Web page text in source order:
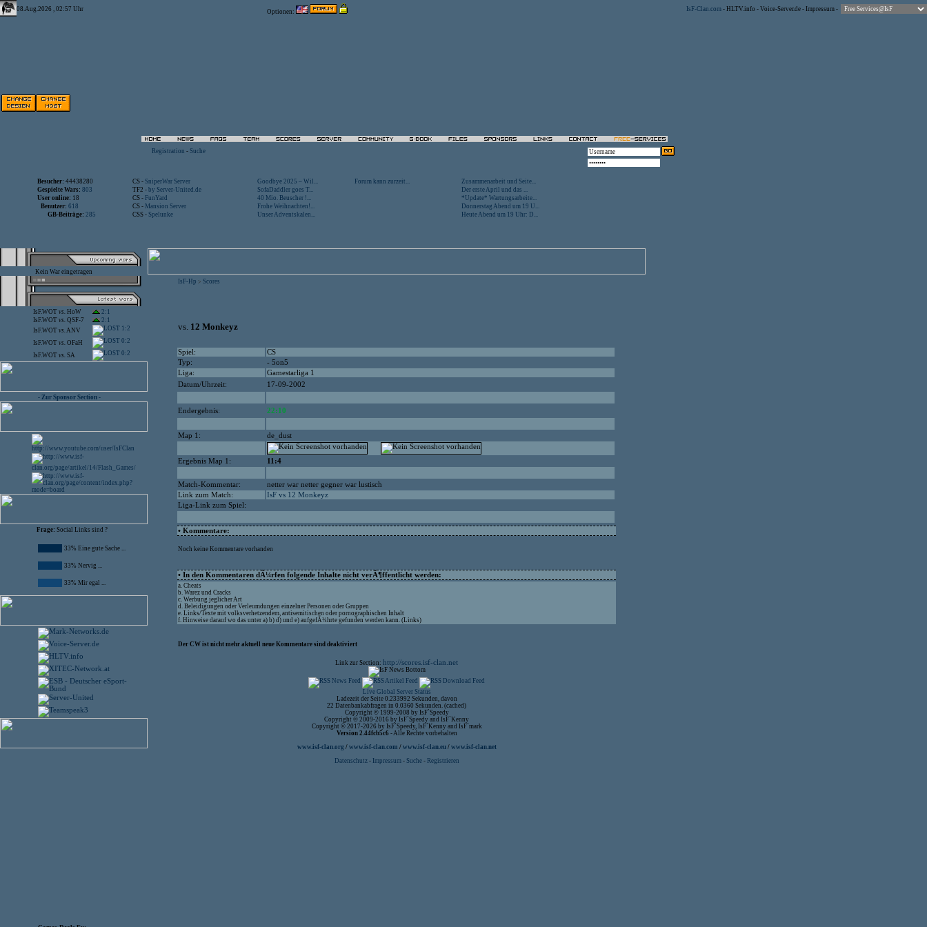
08.Aug.2026 , 02:57 Uhr Optionen: IsF-Clan.com - HLTV.info - Voice-Server.de - Impressum -
Registration - Suche
Besucher: 44438280 CS - SniperWar Server Goodbye 2025 – Wil... Forum kann zurzeit...
Zusammenarbeit und Seite...
Gespielte Wars: 803 TF2 - by Server-United.de SofaDaddler goes T...
Der erste April und das ...
User online: 18 CS - FunYard 40 Mio. Beuscher !...
*Update* Wartungsarbeite...
Benutzer: 618 CS - Mansion Server Frohe Weihnachten!...
Donnerstag Abend um 19 U...
GB-Beiträge: 285 CSS - Spelunke Unser Adventskalen... Heute Abend um 19 Uhr: D...
Kein War eingetragen
IsF.WOT vs. HoW
2:1
IsF.WOT vs. QSF-7
2:1
IsF.WOT vs.ANV 1:2
IsF.WOT vs. OFaH 0:2
IsF.WOT vs. SA 0:2
- Zur Sponsor Section -
Frage: Social Links sind ?
33% Eine gute Sache ...
33% Nervig ...
33% Mir egal ...
IsF-Hp > Scores
vs. 12 Monkeyz
Spiel:
CS
Typ:
- 5on5
Liga:
Gamestarliga 1
Datum/Uhrzeit:
17-09-2002
Endergebnis: 22:10
Map 1: de_dust
Ergebnis Map 1: 11:4
Match-Kommentar:
netter war netter gegner war lustisch
Link zum Match:
IsF vs 12 Monkeyz
Liga-Link zum Spiel:
• Kommentare:
Noch keine Kommentare vorhanden
• In den Kommentaren dÃ¼rfen folgende Inhalte nicht verÃ¶ffentlicht werden:
a. Cheats
b. Warez und Cracks
c. Werbung jeglicher Art
d. Beleidigungen oder Verleumdungen einzelner Personen oder Gruppen
e. Links/Texte mit volksverhetzendem, antisemitischen oder pornographischen Inhalt
f. Hinweise darauf wo das unter a) b) d) und e) aufgefÃ¼hrte gefunden werden kann. (Links)
Der CW ist nicht mehr aktuell neue Kommentare sind deaktiviert
Link zur Section: http://scores.isf-clan.net
Live Global Server Status
Ladezeit der Seite 0.233992 Sekunden, davon
22 Datenbankabfragen in 0.0360 Sekunden. (cached)
Copyright © 1999-2008 by IsF`Speedy
Copyright © 2009-2016 by IsF`Speedy and IsF`Kenny
Copyright © 2017-2026 by IsF`Speedy, IsF`Kenny and IsF`mark
Version 2.44fcb5c6 - Alle Rechte vorbehalten
www.isf-clan.org / www.isf-clan.com / www.isf-clan.eu/ www.isf-clan.net
Datenschutz - Impressum- Suche- Registrieren